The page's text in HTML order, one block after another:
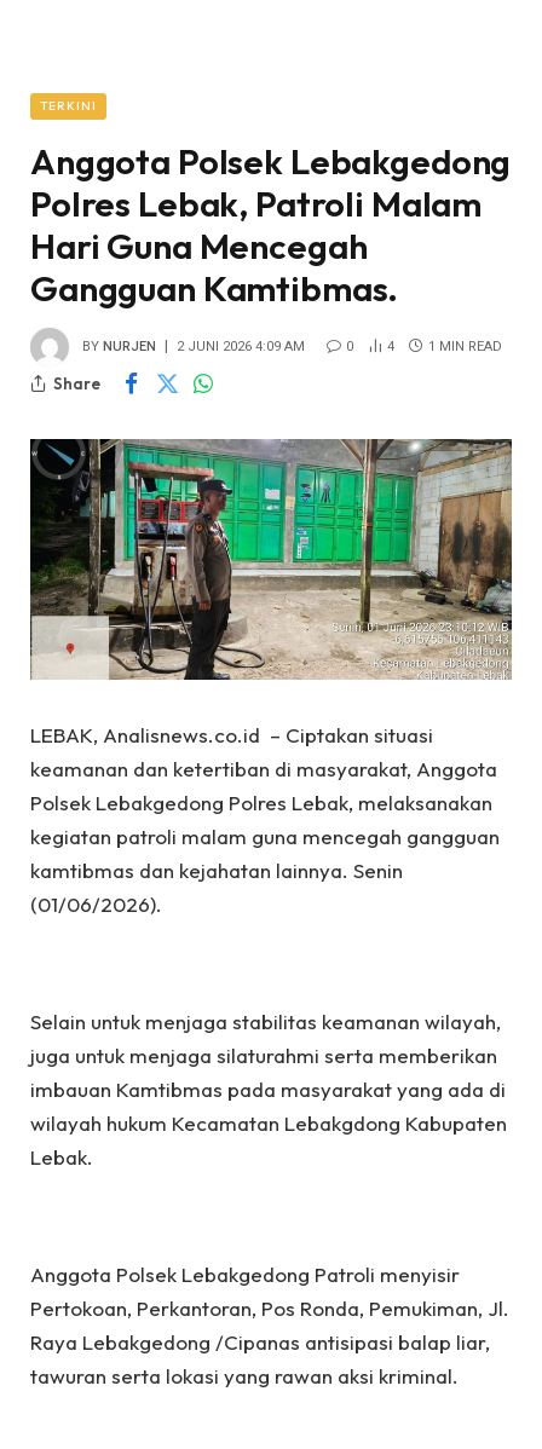
TERKINI
Anggota Polsek Lebakgedong
Polres Lebak, Patroli Malam
Hari Guna Mencegah
Gangguan Kamtibmas.
BY NURJEN 2 JUNI 2026 4:09 AM 0 4 1 MIN READ
Share
LEBAK, Analisnews.co.id – Ciptakan situasi
keamanan dan ketertiban di masyarakat, Anggota
Polsek Lebakgedong Polres Lebak, melaksanakan
kegiatan patroli malam guna mencegah gangguan
kamtibmas dan kejahatan lainnya. Senin
(01/06/2026).
Selain untuk menjaga stabilitas keamanan wilayah,
juga untuk menjaga silaturahmi serta memberikan
imbauan Kamtibmas pada masyarakat yang ada di
wilayah hukum Kecamatan Lebakgdong Kabupaten
Lebak.
Anggota Polsek Lebakgedong Patroli menyisir
Pertokoan, Perkantoran, Pos Ronda, Pemukiman, Jl.
Raya Lebakgedong /Cipanas antisipasi balap liar,
tawuran serta lokasi yang rawan aksi kriminal.